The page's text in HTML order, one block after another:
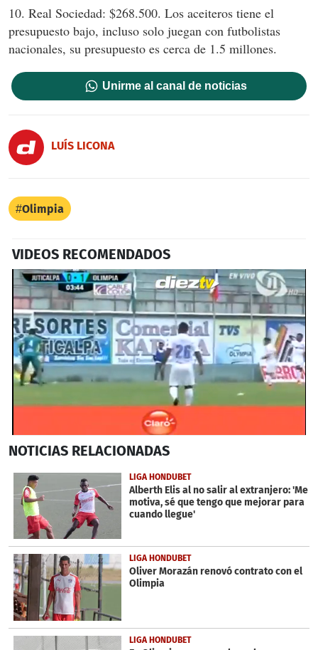
10. Real Sociedad: $268.500. Los aceiteros tiene el
presupuesto bajo, incluso solo juegan con futbolistas
nacionales, su presupuesto es cerca de 1.5 millones.
Unirme al canal de noticias
LUÍS LICONA
Olimpia
VIDEOS RECOMENDADOS
seconds
3
minutes,
3
seconds
NOTICIAS RELACIONADAS
LIGA HONDUBET
Alberth Elis al no salir al extranjero: 'Me
motiva, sé que tengo que mejorar para
cuando llegue'
LIGA HONDUBET
Oliver Morazán renovó contrato con el
Olimpia
LIGA HONDUBET